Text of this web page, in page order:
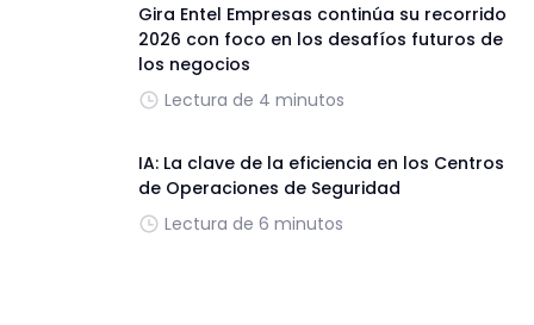
Gira Entel Empresas continúa su recorrido
2026 con foco en los desafíos futuros de
los negocios
Lectura de 4 minutos
IA: La clave de la eficiencia en los Centros
de Operaciones de Seguridad
Lectura de 6 minutos